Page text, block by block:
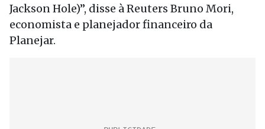
Jackson Hole)”, disse à Reuters Bruno Mori,
economista e planejador financeiro da
Planejar.